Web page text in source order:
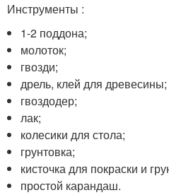
Инструменты :
1-2 поддона;
молоток;
гвозди;
дрель, клей для древесины;
гвоздодер;
лак;
колесики для стола;
грунтовка;
кисточка для покраски и
простой карандаш.